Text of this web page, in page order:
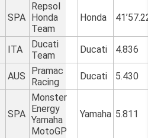
SPA
Repsol
Honda
Team
Honda
ITA
Ducati
Team
Ducati 4.836
AUS
Pramac
Racing
Ducati 5.430
SPA
Monster
Energy
Yamaha
MotoGP
Yamaha 5.811